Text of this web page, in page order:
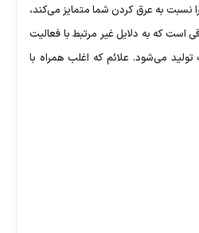
نسبت به عرق کردن شما متمایز می‌کند،
است که به دلایل غیر مرتبط با فعالیت
می‌شود. علائم که اغلب همراه با